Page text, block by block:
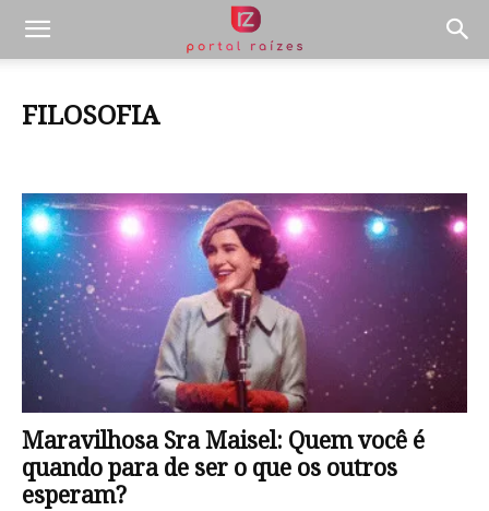
FILOSOFIA
Notícias
Pais e Filhos Pets
Psicologia e Comportamento
Receitas
Saúde e Bem Estar
Sociologia e Política
Utilidade pública
Maravilhosa Sra Maisel: Quem você é
quando para de ser o que os outros
esperam?